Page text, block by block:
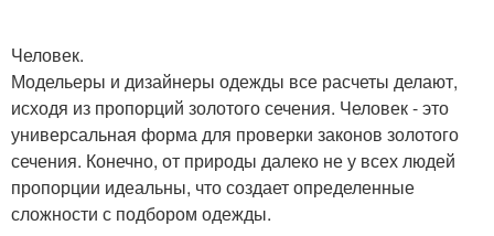
Человек.
Модельеры и дизайнеры одежды все расчеты делают,
исходя из пропорций золотого сечения. Человек - это
универсальная форма для проверки законов золотого
сечения. Конечно, от природы далеко не у всех людей
пропорции идеальны, что создает определенные
сложности с подбором одежды.